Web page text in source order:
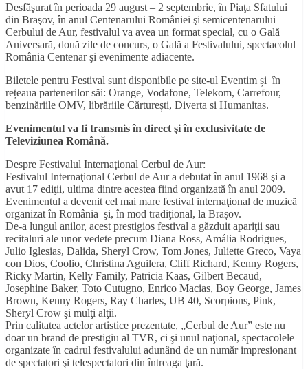
Desfăşurat în perioada 29 august – 2 septembrie, în Piaţa Sfatului
din Braşov, în anul Centenarului României şi semicentenarului
Cerbului de Aur, festivalul va avea un format special, cu o Gală
Aniversară, două zile de concurs, o Gală a Festivalului, spectacolul
România Centenar şi evenimente adiacente.
Biletele pentru Festival sunt disponibile pe site-ul Eventim și în
rețeaua partenerilor săi: Orange, Vodafone, Telekom, Carrefour,
benzinăriile OMV, librăriile Cărturești, Diverta si Humanitas.
Evenimentul va fi transmis în direct şi în exclusivitate de
Televiziunea Română.
Despre Festivalul Internaţional Cerbul de Aur:
Festivalul Internaţional Cerbul de Aur a debutat în anul 1968 şi a
avut 17 ediţii, ultima dintre acestea fiind organizată în anul 2009.
Evenimentul a devenit cel mai mare festival internaţional de muzicã
organizat în România şi, în mod tradiţional, la Brașov.
De-a lungul anilor, acest prestigios festival a găzduit apariţii sau
recitaluri ale unor vedete precum Diana Ross, Amália Rodrigues,
Julio Iglesias, Dalida, Sheryl Crow, Tom Jones, Juliette Greco, Vaya
con Dios, Coolio, Christina Aguilera, Cliff Richard, Kenny Rogers,
Ricky Martin, Kelly Family, Patricia Kaas, Gilbert Becaud,
Josephine Baker, Toto Cutugno, Enrico Macias, Boy George, James
Brown, Kenny Rogers, Ray Charles, UB 40, Scorpions, Pink,
Sheryl Crow şi mulţi alţii.
Prin calitatea actelor artistice prezentate, „Cerbul de Aur” este nu
doar un brand de prestigiu al TVR, ci şi unul naţional, spectacolele
organizate în cadrul festivalului adunând de un număr impresionant
de spectatori şi telespectatori din întreaga ţară.